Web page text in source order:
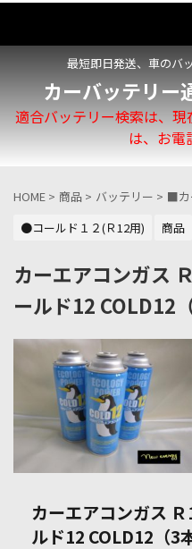
最短即日発送、車のバ
カーバッテリー
適合バッテリー検索は、
は、お電
HOME > 商品 > バッテリー > ■カ
●コールド１２(Ｒ12用)
商品
カーエアコンガス
ールド12 COLD12
カーエアコンガス
ルド12 COLD12（